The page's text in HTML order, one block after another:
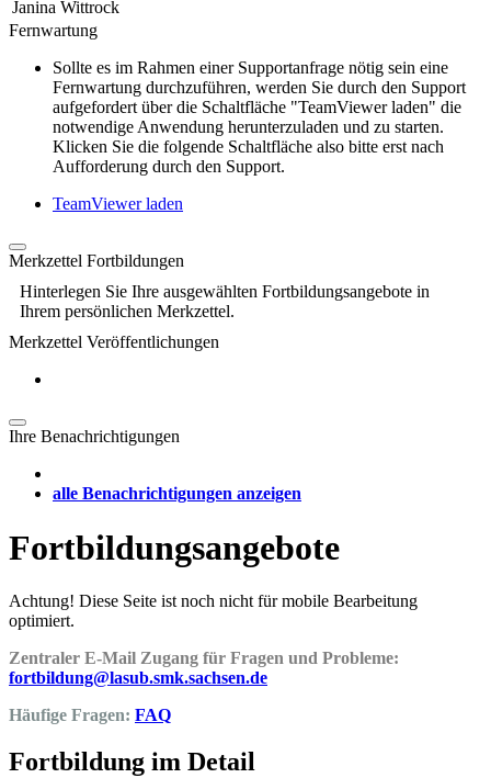
Janina Wittrock
Fernwartung
Sollte es im Rahmen einer Supportanfrage nötig sein eine
Fernwartung durchzuführen, werden Sie durch den Support
aufgefordert über die Schaltfläche "TeamViewer laden" die
notwendige Anwendung herunterzuladen und zu starten.
Klicken Sie die folgende Schaltfläche also bitte erst nach
Aufforderung durch den Support.
TeamViewer laden
Merkzettel Fortbildungen
Hinterlegen Sie Ihre ausgewählten Fortbildungsangebote in
Ihrem persönlichen Merkzettel.
Merkzettel Veröffentlichungen
Ihre Benachrichtigungen
alle Benachrichtigungen anzeigen
Fortbildungsangebote
Achtung! Diese Seite ist noch nicht für mobile Bearbeitung
optimiert.
Zentraler E-Mail Zugang für Fragen und Probleme:
fortbildung@lasub.smk.sachsen.de
Häufige Fragen: FAQ
Fortbildung im Detail